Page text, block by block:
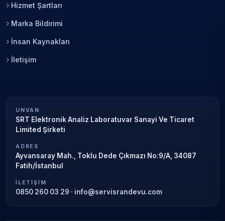
Hizmet Şartları
Marka Bildirimi
İnsan Kaynakları
İletişim
UNVAN
SRT Elektronik Analiz Laboratuvar Sanayi Ve Ticaret
Limited Şirketi
ADRES
Ayvansaray Mah., Toklu Dede Çıkmazı No:9/A, 34087
Fatih/İstanbul
İLETIŞIM
0850 260 03 29 · info@servisrandevu.com